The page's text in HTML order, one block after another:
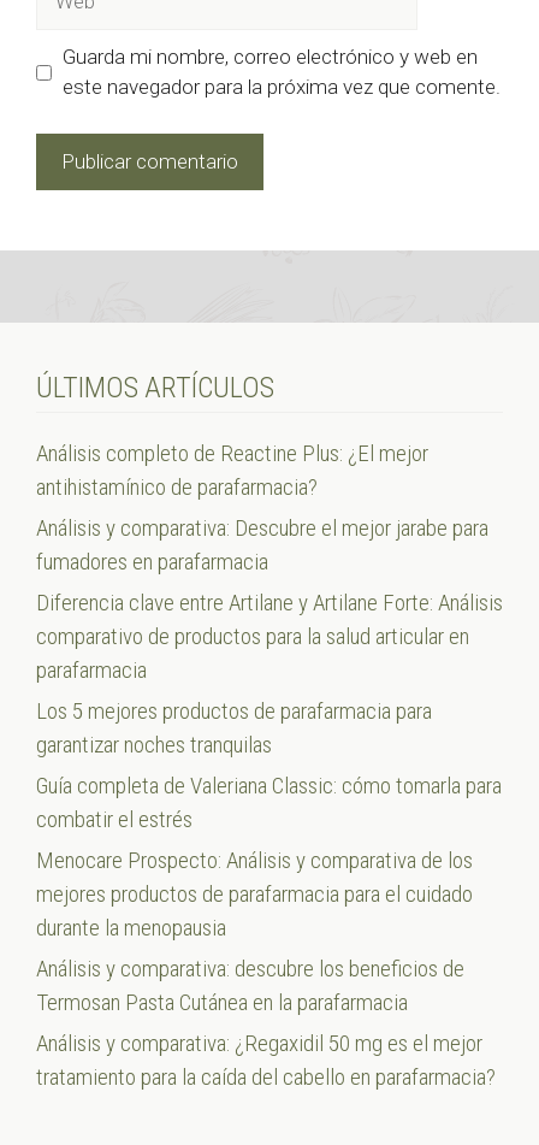
Guarda mi nombre, correo electrónico y web en
este navegador para la próxima vez que comente.
ÚLTIMOS ARTÍCULOS
Análisis completo de Reactine Plus: ¿El mejor
antihistamínico de parafarmacia?
Análisis y comparativa: Descubre el mejor jarabe para
fumadores en parafarmacia
Diferencia clave entre Artilane y Artilane Forte: Análisis
comparativo de productos para la salud articular en
parafarmacia
Los 5 mejores productos de parafarmacia para
garantizar noches tranquilas
Guía completa de Valeriana Classic: cómo tomarla para
combatir el estrés
Menocare Prospecto: Análisis y comparativa de los
mejores productos de parafarmacia para el cuidado
durante la menopausia
Análisis y comparativa: descubre los beneficios de
Termosan Pasta Cutánea en la parafarmacia
Análisis y comparativa: ¿Regaxidil 50 mg es el mejor
tratamiento para la caída del cabello en parafarmacia?